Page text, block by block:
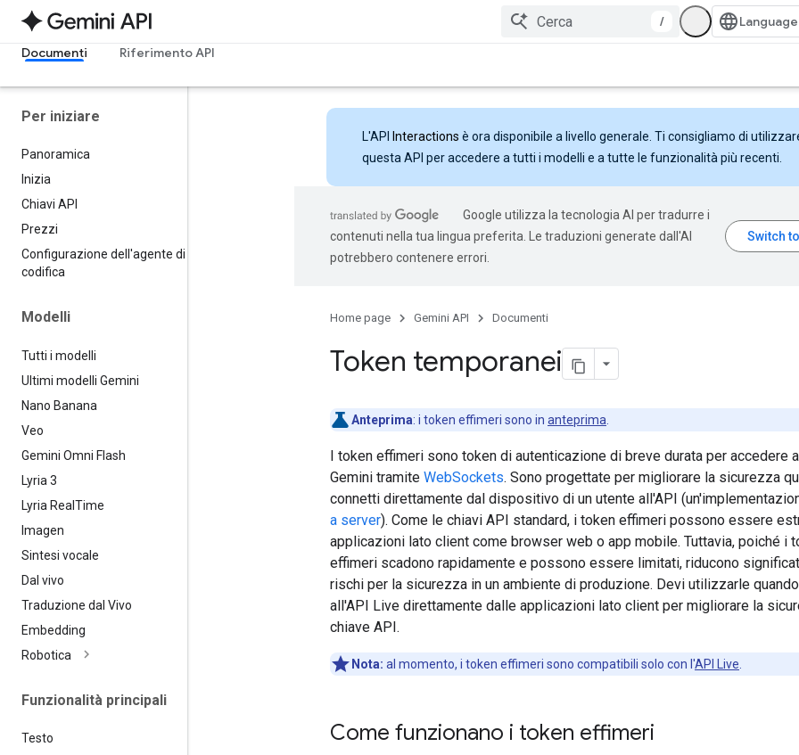
/
Documenti Riferimento API
Per iniziare
Panoramica
Inizia
Chiavi API
Prezzi
Configurazione dell'agente di
codifica
Modelli
Tutti i modelli
Ultimi modelli Gemini
Nano Banana
Veo
Gemini Omni Flash
Lyria 3
Lyria Real Time
Imagen
Sintesi vocale
Dal vivo
Traduzione dal Vivo
Embedding
Robotica
Funzionalità principali
Testo
L'API Interactions è ora disponibile a livello generale. Ti consigliamo di
questa API per accedere a tutti i modelli e a tutte le funzionalità più recenti.
Google utilizza la tecnologia AI per tradurre i
contenuti nella tua lingua preferita. Le traduzioni generate dall'AI
potrebbero contenere errori.
Home page Gemini API Documenti
Token temporanei
Anteprima: i token effimeri sono in anteprima
I token effimeri sono token di autenticazione di breve durata per accedere
Gemini tramite WebSockets. Sono progettate per migliorare la sicurezza
connetti direttamente dal dispositivo di un utente all'API
a server). Come le chiavi API standard, i token effimeri possono essere
applicazioni lato client come browser web o app mobile. Tuttavia, poiché i
effimeri scadono rapidamente e possono essere limitati, riducono
rischi per la sicurezza in un ambiente di produzione. Devi utilizzarle
all'API Live direttamente dalle applicazioni lato client per migliorare la
chiave API.
Nota: al momento, i token effimeri sono compatibili solo con l'API Live
Come funzionano i token effimeri